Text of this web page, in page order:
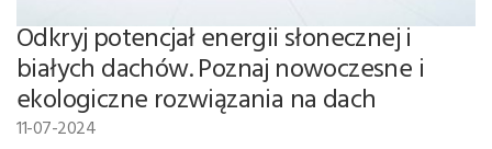
Odkryj potencjał energii słonecznej i
białych dachów. Poznaj nowoczesne i
ekologiczne rozwiązania na dach
11-07-2024